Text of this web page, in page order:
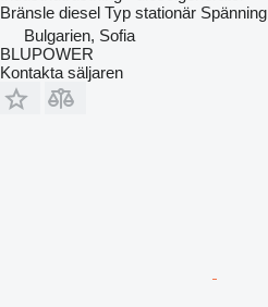
Bränsle diesel Typ stationär Spänning
Bulgarien, Sofia
BLUPOWER
Kontakta säljaren